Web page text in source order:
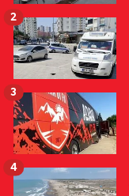
2
3
4